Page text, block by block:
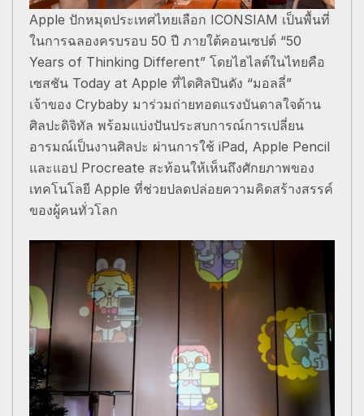
Apple ปักหมุดประเทศไทยเลือก ICONSIAM เป็นพื้นที่
ในการฉลองครบรอบ 50 ปี ภายใต้คอนเซปต์ “50
Years of Thinking Different” โดยไฮไลต์ในไทยคือ
เซสชัน Today at Apple ที่ไดศิลปินดัง “มอลลี่”
เจ้าของ Crybaby มาร่วมถ่ายทอดแรงบันดาลใจด้าน
ศิลปะดิจิทัล พร้อมแบ่งปันประสบการณ์การเปลี่ยน
อารมณ์เป็นงานศิลปะ ผ่านการใช้ iPad, Apple Pencil
และแอป Procreate สะท้อนให้เห็นถึงศักยภาพของ
เทคโนโลยี Apple ที่ช่วยปลดปล่อยความคิดสร้างสรรค์
ของผู้คนทั่วโลก